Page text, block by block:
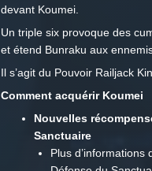
devant Koumei.
Un triple six provoque des
et étend Bunraku aux
Il s’agit du Pouvoir Railjack
Comment acquérir Koumei
Nouvelles
Sanctuaire
Plus